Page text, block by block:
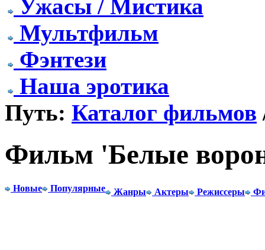
Ужасы / Мистика
Мультфильм
Фэнтези
Наша эротика
Путь: Каталог фильмов
Фильм 'Белые
Новые Популярные Жанры Актеры Режиссеры